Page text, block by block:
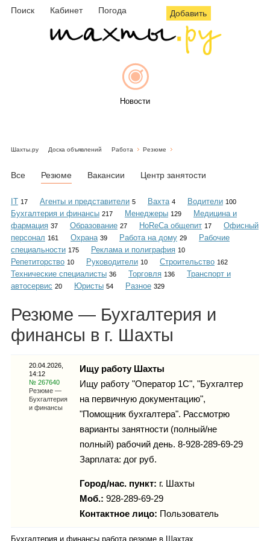
Поиск Кабинет Погода Добавить
Новости
Объявления
Каталог
Инфо
Гороскоп
Карты
Фотогалерея
Шахты.ру Доска объявлений Работа Резюме
Все Резюме Вакансии Центр занятости
IT 17 Агенты и представители 5 Вахта 4 Водители 100
Бухгалтерия и финансы 217 Менеджеры 129
Медицина и
фармация 37 Образование 27 HoReCa общепит 17
Офисный
персонал 161 Охрана 39 Работа на дому 29
Рабочие
специальности 175 Реклама и полиграфия 10
Репетиторство 10 Руководители 10 Строительство 162
Технические специалисты 36 Торговля 136
Транспорт и
автосервис 20 Юристы 54 Разное 329
Резюме — Бухгалтерия и
финансы в г. Шахты
20.04.2026,
14:12
№ 267640
Резюме —
Бухгалтерия
и финансы
Ищу работу Шахты
Ищу работу "Оператор 1С", "Бухгалтер
на первичную документацию",
"Помощник бухгалтера". Рассмотрю
варианты занятности (полный/не
полный) рабочий день. 8-928-289-69-29
Зарплата: дог руб.
Город/нас. пункт: г. Шахты
Моб.: 928-289-69-29
Контактное лицо: Пользователь
Бухгалтерия и финансы работа резюме в Шахтах